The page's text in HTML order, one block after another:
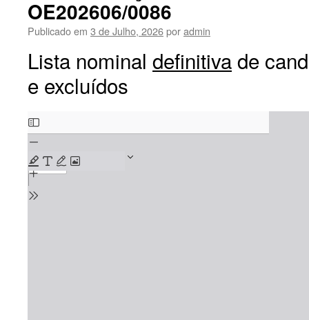
COMUNICAÇÃO
OE202606/0086
OE202606/0086
Publicado em 3 de Julho, 2026poradmin
Lista nominal definitivade
e excluídos
Skip
to
PDF
content